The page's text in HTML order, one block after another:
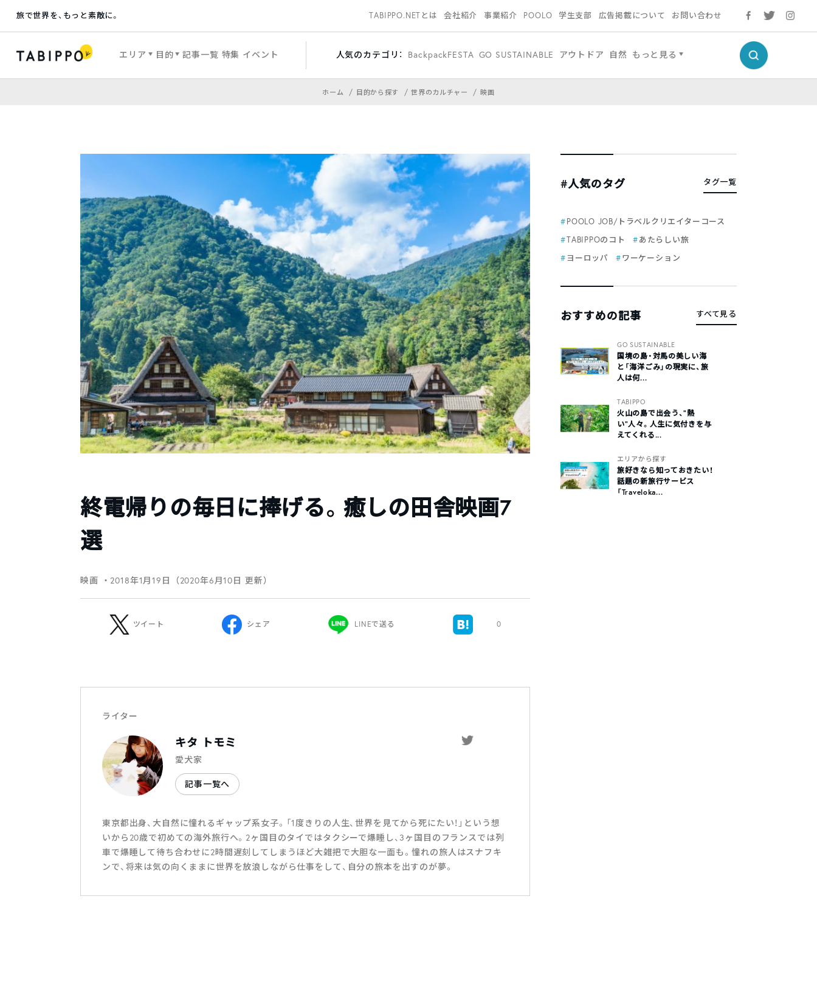
旅で世界を、もっと素敵に。 TABIPPO.NETとは 会社紹介 事業紹介 POOLO 学生支部 広告掲載について お問い合わせ
エリア 目的 記事一覧 特集 イベント 人気のカテゴリ： BackpackFESTA GO SUSTAINABLE アウトドア 自然 もっと見る
ホーム 目的から探す 世界のカルチャー 映画
終電帰りの毎日に捧げる。癒しの田舎映画7
選
映画 ・2018年1月19日（2020年6月10日 更新）
ツイート シェア LINEで送る 0
ライター
キタ トモミ
愛犬家
記事一覧へ
東京都出身、大自然に憧れるギャップ系女子。「1度きりの人生、世界を見てから死にたい！」という想
いから20歳で初めての海外旅行へ。2ヶ国目のタイではタクシーで爆睡し、3ヶ国目のフランスでは列
車で爆睡して待ち合わせに2時間遅刻してしまうほど大雑把で大胆な一面も。憧れの旅人はスナフキ
ンで、将来は気の向くままに世界を放浪しながら仕事をして、自分の旅本を出すのが夢。
#人気のタグ タグ一覧
POOLO JOB/トラベルクリエイターコース
TABIPPOのコト
あたらしい旅
ヨーロッパ
ワーケーション
おすすめの記事 すべて見る
GO SUSTAINABLE
国境の島・対馬の美しい海
と「海洋ごみ」の現実に、旅
人は何...
TABIPPO
火山の島で出会う、“熱
い“人々。人生に気付きを与
えてくれる...
エリアから探す
旅好きなら知っておきたい！
話題の新旅行サービス
「Traveloka...